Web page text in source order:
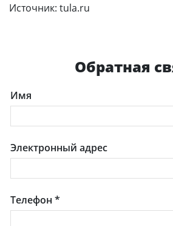
Источник: tula.ru
Обратная
Имя
Электронный адрес
Телефон*